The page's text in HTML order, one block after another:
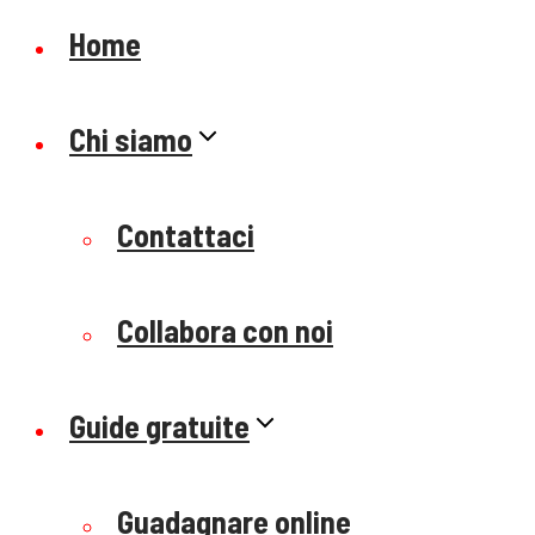
Home
Chi siamo
Contattaci
Collabora con noi
Guide gratuite
Guadagnare online